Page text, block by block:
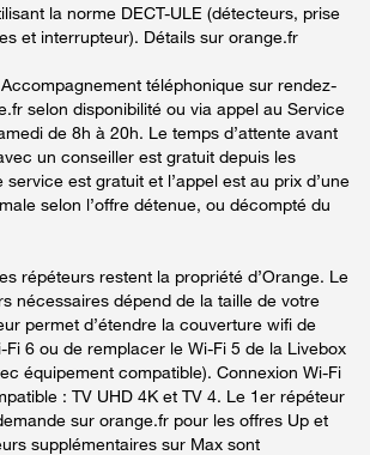
la norme DECT-ULE (détecteurs, prise
et interrupteur). Détails sur orange.fr
téléphonique sur rendez-
selon disponibilité ou via appel au Service
de 8h à 20h. Le temps d’attente avant
un conseiller est gratuit depuis les
est gratuit et l’appel est au prix d’une
selon l’offre détenue, ou décompté du
répéteurs restent la propriété d’Orange. Le
nécessaires dépend de la taille de votre
permet d’étendre la couverture wifi de
Fi 6 ou de remplacer le Wi-Fi 5 de la Livebox
équipement compatible). Connexion Wi-Fi
: TV UHD 4K et TV 4. Le 1er répéteur
sur orange.fr pour les offres Up et
supplémentaires sur Max sont